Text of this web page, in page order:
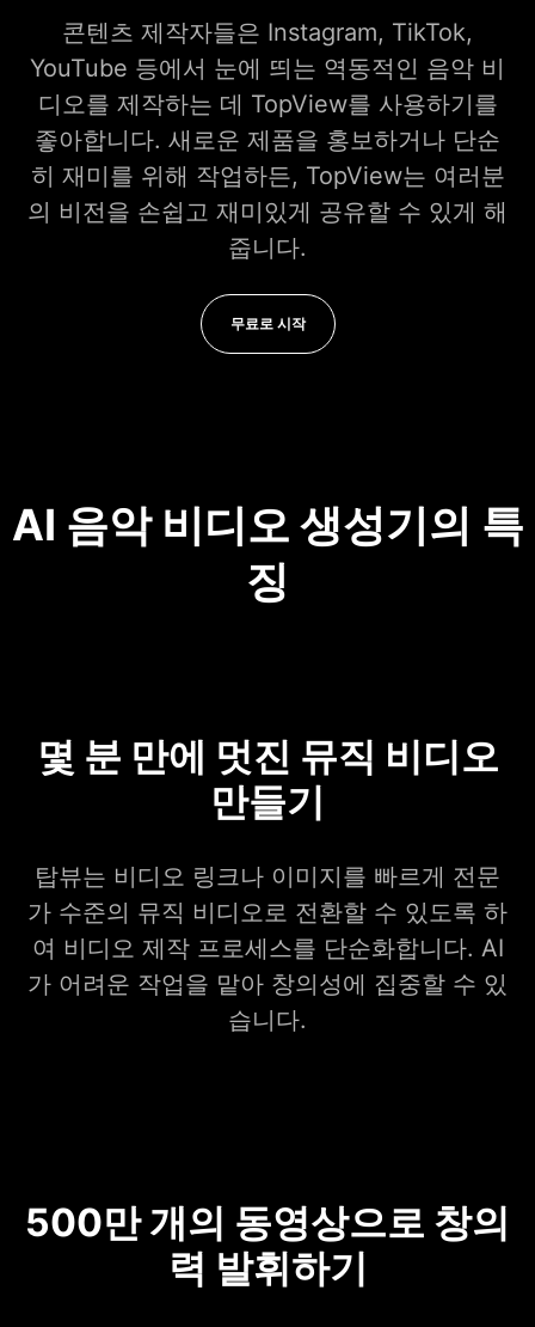
콘텐츠 제작자들은 Instagram, TikTok,
YouTube 등에서 눈에 띄는 역동적인 음악 비
디오를 제작하는 데 TopView를 사용하기를
좋아합니다. 새로운 제품을 홍보하거나 단순
히 재미를 위해 작업하든, TopView는 여러분
의 비전을 손쉽고 재미있게 공유할 수 있게 해
줍니다.
무료로 시작
AI 음악 비디오 생성기의 특
징
몇 분 만에 멋진 뮤직 비디오
만들기
탑뷰는 비디오 링크나 이미지를 빠르게 전문
가 수준의 뮤직 비디오로 전환할 수 있도록 하
여 비디오 제작 프로세스를 단순화합니다. AI
가 어려운 작업을 맡아 창의성에 집중할 수 있
습니다.
500만 개의 동영상으로 창의
력 발휘하기